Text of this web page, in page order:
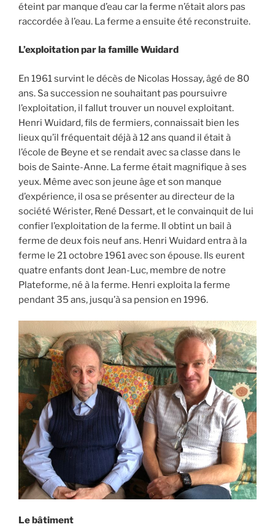
éteint par manque d’eau car la ferme n’était alors pas
raccordée à l’eau. La ferme a ensuite été reconstruite.
L’exploitation par la famille Wuidard
En 1961 survint le décès de Nicolas Hossay, âgé de 80
ans. Sa succession ne souhaitant pas poursuivre
l’exploitation, il fallut trouver un nouvel exploitant.
Henri Wuidard, fils de fermiers, connaissait bien les
lieux qu’il fréquentait déjà à 12 ans quand il était à
l’école de Beyne et se rendait avec sa classe dans le
bois de Sainte-Anne. La ferme était magnifique à ses
yeux. Même avec son jeune âge et son manque
d’expérience, il osa se présenter au directeur de la
société Wérister, René Dessart, et le convainquit de lui
confier l’exploitation de la ferme. Il obtint un bail à
ferme de deux fois neuf ans. Henri Wuidard entra à la
ferme le 21 octobre 1961 avec son épouse. Ils eurent
quatre enfants dont Jean-Luc, membre de notre
Plateforme, né à la ferme. Henri exploita la ferme
pendant 35 ans, jusqu’à sa pension en 1996.
Le bâtiment